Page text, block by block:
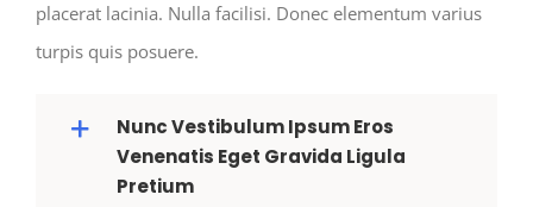
placerat lacinia. Nulla facilisi. Donec elementum varius
turpis quis posuere.
Nunc Vestibulum Ipsum Eros
Venenatis Eget Gravida Ligula
Pretium